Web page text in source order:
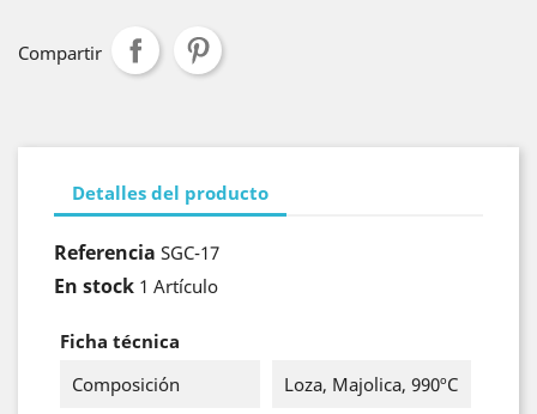
Compartir
Detalles del producto
Referencia SGC-17
En stock 1 Artículo
Ficha técnica
Composición
Loza, Majolica, 990ºC